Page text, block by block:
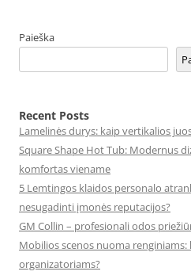
Paieška
Recent Posts
Lamelinės durys: kaip vertikalios
Square Shape Hot Tub: Modernus
komfortas viename
5 Lemtingos klaidos personalo
nesugadinti įmonės reputacijos?
GM Collin – profesionali odos
Mobilios scenos nuoma
organizatoriams?